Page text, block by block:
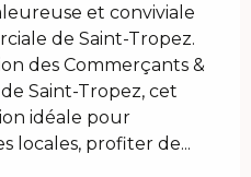
et conviviale
de Saint-Tropez.
des Commerçants &
Saint-Tropez, cet
idéale pour
locales, profiter de...